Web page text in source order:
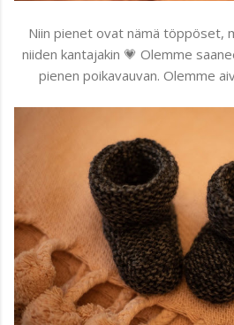
Niin pienet ovat nämä töppöset,
niiden kantajakin 💗 Olemme
pienen poikavauvan. Olemme